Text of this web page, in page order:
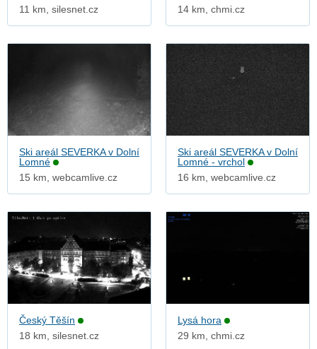
11 km, silesnet.cz
14 km, chmi.cz
Ski areál SEVERKA v Dolní
Lomné
15 km, webcamlive.cz
Ski areál SEVERKA v Dolní
Lomné - vrchol
16 km, webcamlive.cz
Český Těšín
18 km, silesnet.cz
Lysá hora
29 km, chmi.cz